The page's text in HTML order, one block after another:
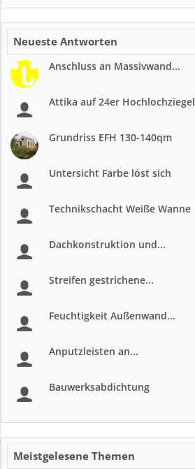
Neueste Antworten
Anschluss an Massivwand...
Attika auf 24er Hochlochziegel
Grundriss EFH 130-140qm
Untersicht Farbe löst sich
Technikschacht Weiße Wanne
Dachkonstruktion und...
Streifen gestrichene...
Feuchtigkeit Außenwand...
Anputzleisten an...
Bauwerksabdichtung
Meistgelesene Themen